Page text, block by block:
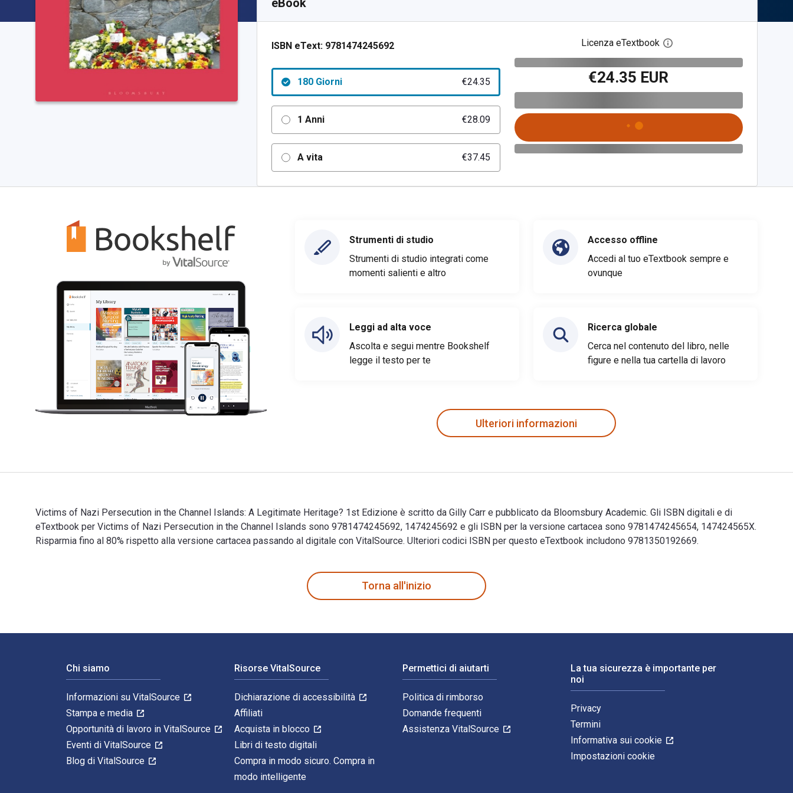
eBook
ISBN eText: 9781474245692
180 Giorni €24.35
1 Anni €28.09
A vita €37.45
Licenza eTextbook Apri la finestra di dialogo
€24.35 EUR
Strumenti di studio
Strumenti di studio integrati come
momenti salienti e altro
Leggi ad alta voce
Ascolta e segui mentre Bookshelf
legge il testo per te
Accesso offline
Accedi al tuo eTextbook sempre e
ovunque
Ricerca globale
Cerca nel contenuto del libro, nelle
figure e nella tua cartella di lavoro
Ulteriori informazioni
Victims of Nazi Persecution in the Channel Islands: A Legitimate Heritage? 1st Edizione è scritto da Gilly Carr e pubblicato da Bloomsbury Academic. Gli ISBN digitali e di
eTextbook per Victims of Nazi Persecution in the Channel Islands sono 9781474245692, 1474245692 e gli ISBN per la versione cartacea sono 9781474245654, 147424565X.
Risparmia fino al 80% rispetto alla versione cartacea passando al digitale con VitalSource. Ulteriori codici ISBN per questo eTextbook includono 9781350192669.
Torna all'inizio
Chi siamo
Informazioni su VitalSource
Stampa e media
Opportunità di lavoro in VitalSource
Eventi di VitalSource
Blog di VitalSource
Risorse VitalSource
Dichiarazione di accessibilità
Affiliati
Acquista in blocco
Libri di testo digitali
Compra in modo sicuro. Compra in
modo intelligente
Permettici di aiutarti
Politica di rimborso
Domande frequenti
Assistenza VitalSource
La tua sicurezza è importante per
noi
Privacy
Termini
Informativa sui cookie
Impostazioni cookie